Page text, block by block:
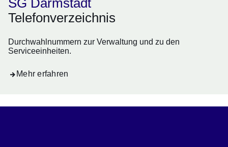
SG Darmstadt
Telefonverzeichnis
Durchwahlnummern zur Verwaltung und zu den
Serviceeinheiten.
Mehr erfahren